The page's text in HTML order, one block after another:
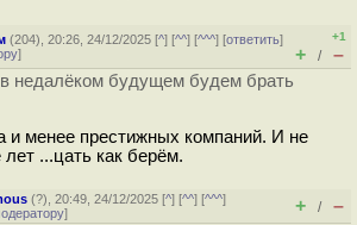
(204), 20:26, 24/12/2025 [^] [^^] [^^^] [ответить]
]
+1
+ / –
недалёком будущем будем брать
и менее престижных компаний. И не
...цать как берём.
(?), 20:49, 24/12/2025 [^] [^^] [^^^]
] + / –